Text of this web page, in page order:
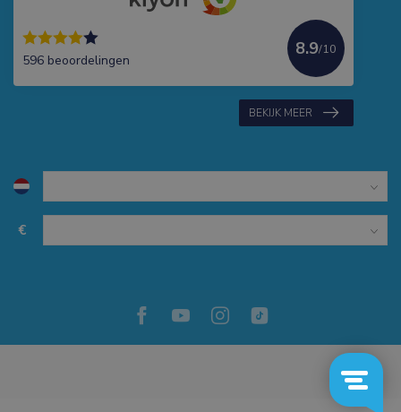
596 beoordelingen
8.9/10
BEKIJK MEER
€